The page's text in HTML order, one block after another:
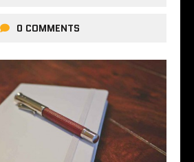
0 COMMENTS